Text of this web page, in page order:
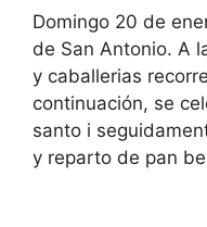
Domingo 20 de
de San Antonio. A
y caballerias
continuación, se
santo i
y reparto de pan